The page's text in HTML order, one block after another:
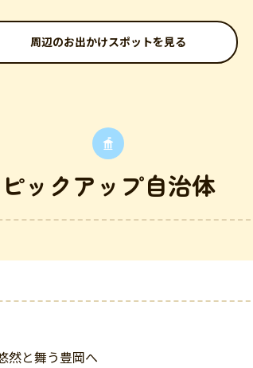
周辺のお出かけスポットを見る
ピックアップ自治体
然と舞う豊岡へ